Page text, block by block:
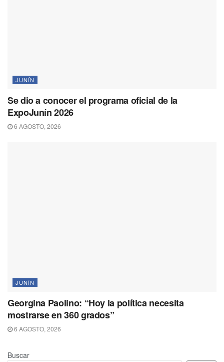
JUNÍN
Se dio a conocer el programa oficial de la
ExpoJunín 2026
6 AGOSTO, 2026
JUNÍN
Georgina Paolino: “Hoy la política necesita
mostrarse en 360 grados”
6 AGOSTO, 2026
Buscar